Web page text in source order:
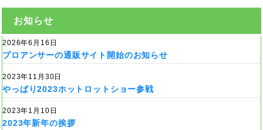
お知らせ
2026年6月16日
プロアンサーの通販サイト開始のお知らせ
2023年11月30日
やっぱり2023ホットロットショー参戦
2023年1月10日
2023年新年の挨拶